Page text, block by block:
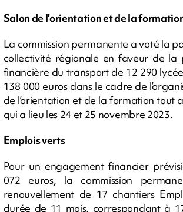
Salon de l'orientation et de la
La commission permanente a voté la
collectivité régionale en faveur de la
financière du transport de 12 290
138 000 euros dans le cadre de
de l’orientation et de la formation tout
qui a lieu les 24 et 25 novembre 2023.
Emplois verts
Pour un engagement financier
072 euros, la commission
renouvellement de 17 chantiers
durée de 11 mois, correspondant à